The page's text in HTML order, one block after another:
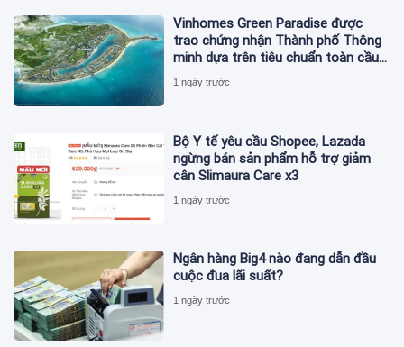
Vinhomes Green Paradise được
trao chứng nhận Thành phố Thông
minh dựa trên tiêu chuẩn toàn cầu
ISO 37122
1 ngày trước
Bộ Y tế yêu cầu Shopee, Lazada
ngừng bán sản phẩm hỗ trợ giảm
cân Slimaura Care x3
1 ngày trước
Ngân hàng Big4 nào đang dẫn đầu
cuộc đua lãi suất?
1 ngày trước